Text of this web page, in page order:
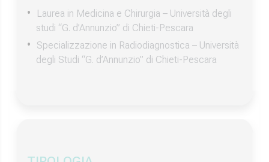
Laurea in Medicina e Chirurgia – Università degli
studi “G. d’Annunzio” di Chieti-Pescara
Specializzazione in Radiodiagnostica – Università
degli Studi “G. d’Annunzio” di Chieti-Pescara